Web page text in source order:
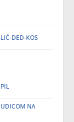
DED-KOS
UDICOM NA